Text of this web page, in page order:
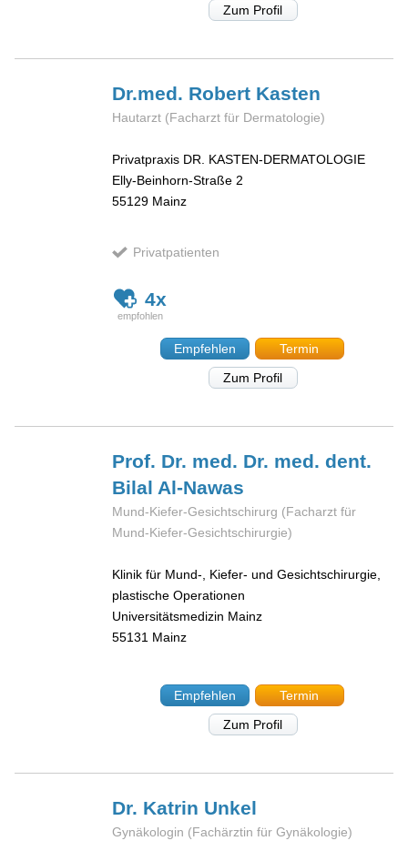
Zum Profil
Dr.med. Robert Kasten
Hautarzt (Facharzt für Dermatologie)
Privatpraxis DR. KASTEN-DERMATOLOGIE
Elly-Beinhorn-Straße 2
55129 Mainz
Privatpatienten
4x
Empfehlen
Termin
Zum Profil
Prof. Dr. med. Dr. med. dent.
Bilal Al-Nawas
Mund-Kiefer-Gesichtschirurg (Facharzt für
Mund-Kiefer-Gesichtschirurgie)
Klinik für Mund-, Kiefer- und Gesichtschirurgie,
plastische Operationen
Universitätsmedizin Mainz
55131 Mainz
Empfehlen
Termin
Zum Profil
Dr. Katrin Unkel
Gynäkologin (Fachärztin für Gynäkologie)